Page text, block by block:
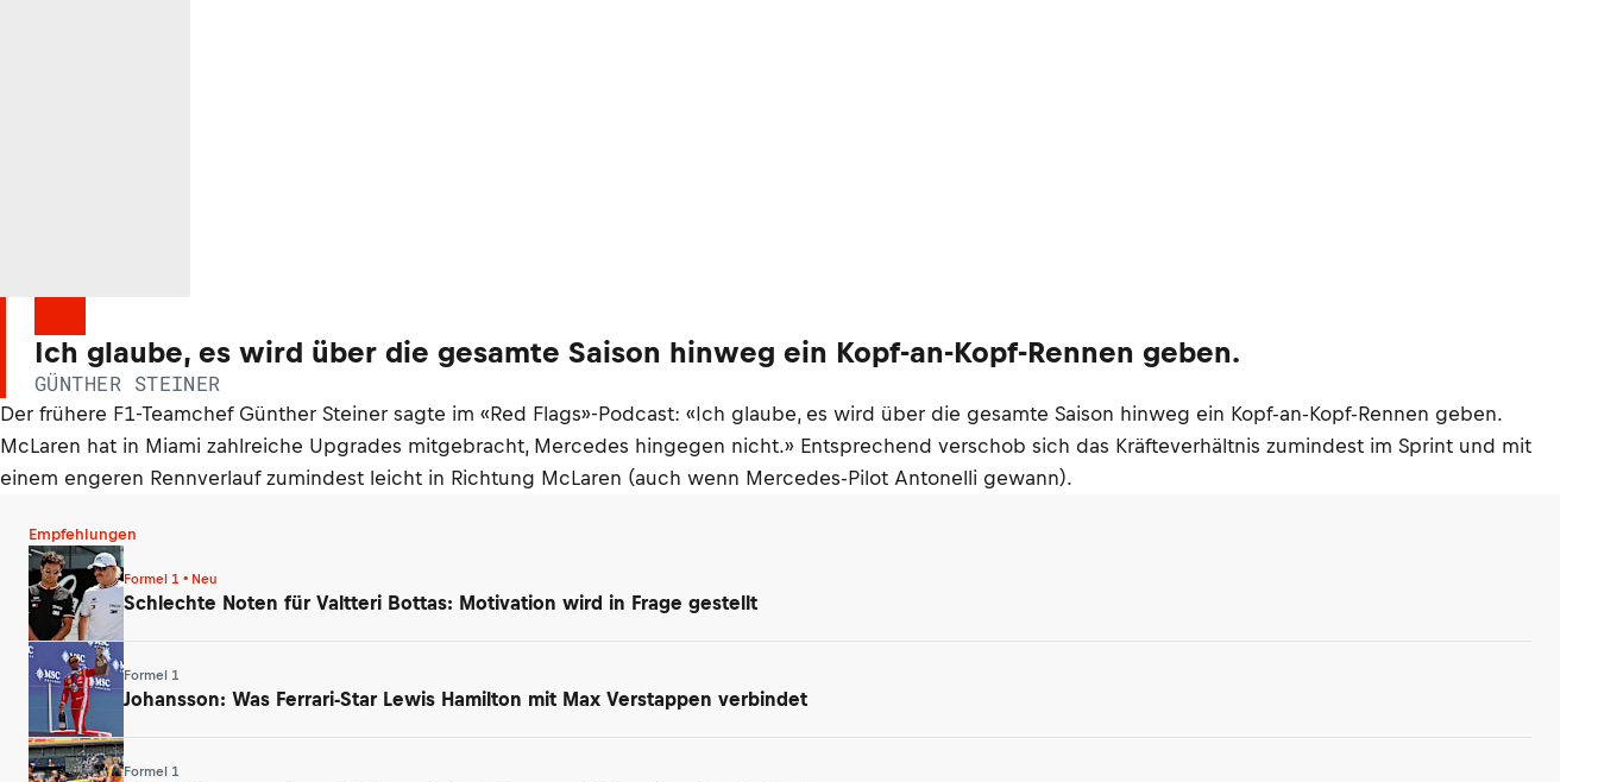
Ich glaube, es wird über die gesamte Saison hinweg ein Kopf-an-Kopf-Rennen geben.
GÜNTHER STEINER
Der frühere F1-Teamchef Günther Steiner sagte im «Red Flags»-Podcast: «Ich glaube, es wird über die gesamte Saison hinweg ein Kopf-an-Kopf-Rennen geben.
McLaren hat in Miami zahlreiche Upgrades mitgebracht, Mercedes hingegen nicht.» Entsprechend verschob sich das Kräfteverhältnis zumindest im Sprint und mit
einem engeren Rennverlauf zumindest leicht in Richtung McLaren (auch wenn Mercedes-Pilot Antonelli gewann).
Empfehlungen
Formel 1 • Neu
Schlechte Noten für Valtteri Bottas: Motivation wird in Frage gestellt
Formel 1
Johansson: Was Ferrari-Star Lewis Hamilton mit Max Verstappen verbindet
Formel 1